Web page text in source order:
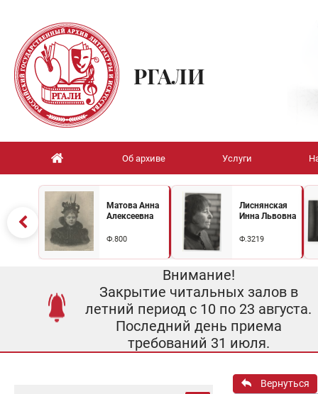
РГАЛИ
Об архиве Услуги
Матова Анна
Алексеевна
Ф.800
Лиснянская
Инна Львовна
Ф.3219
Внимание!
Закрытие читальных залов в
летний период с 10 по 23 августа.
Последний день приема
требований 31 июля.
Вернуться